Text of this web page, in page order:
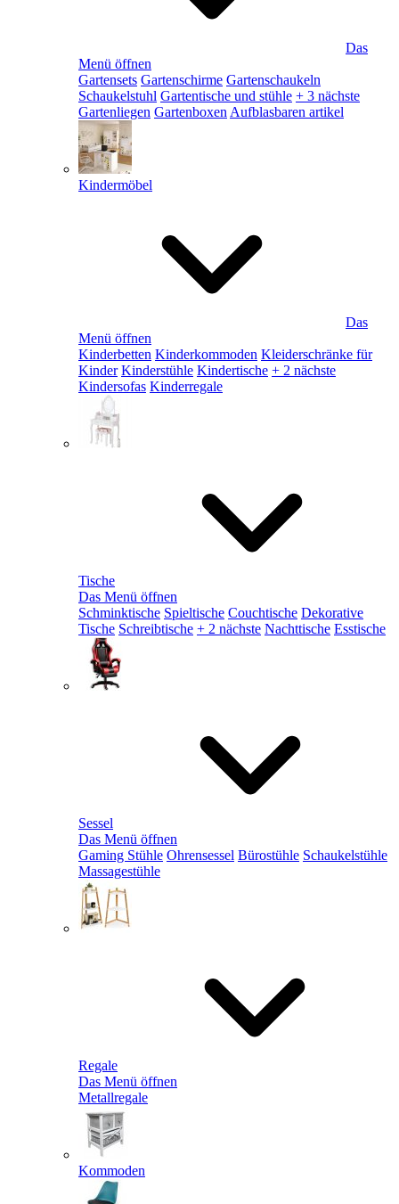
Das
Menü öffnen
Gartensets Gartenschirme Gartenschaukeln
Schaukelstuhl Gartentische und stühle + 3 nächste
Gartenliegen Gartenboxen Aufblasbaren artikel
Kindermöbel
Das
Menü öffnen
Kinderbetten Kinderkommoden Kleiderschränke für
Kinder Kinderstühle Kindertische + 2 nächste
Kindersofas Kinderregale
Tische
Das Menü öffnen
Schminktische Spieltische Couchtische Dekorative
Tische Schreibtische + 2 nächste Nachttische Esstische
Sessel
Das Menü öffnen
Gaming Stühle Ohrensessel Bürostühle Schaukelstühle
Massagestühle
Regale
Das Menü öffnen
Metallregale
Kommoden